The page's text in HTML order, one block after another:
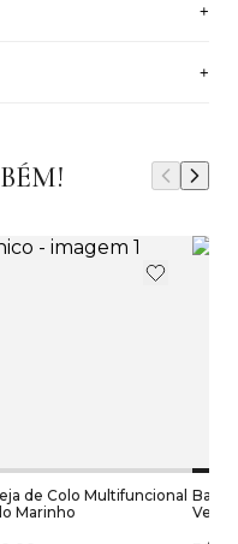
+
+
de Colo Multifuncional
Marinho